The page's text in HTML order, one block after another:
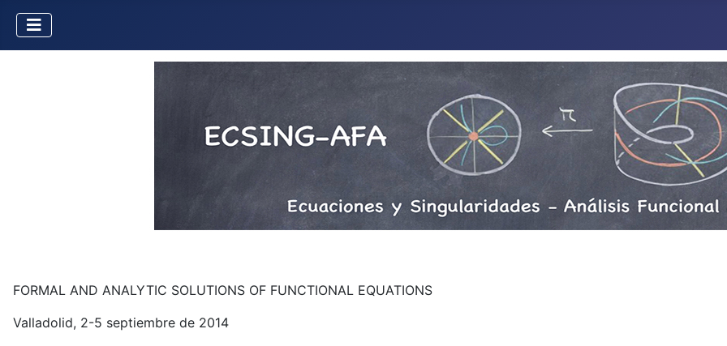
FORMAL AND ANALYTIC SOLUTIONS OF FUNCTIONAL EQUATIONS
Valladolid, 2-5 septiembre de 2014